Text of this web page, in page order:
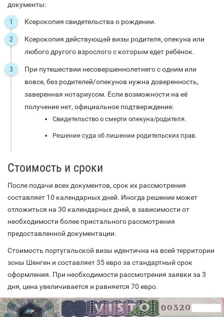
документы:
Ксерокопия свидетельства о рождении.
Ксерокопия действующей визы родителя, опекуна или
любого другого взрослого с которым едет ребёнок.
При путешествии несовершеннолетнего с одним или
вовсе, без родителей/опекунов нужна доверенность,
заверенная нотариусом. Если возможности на её
получение нет, официальное подтверждение:
Свидетельство о смерти опекуна/родителя.
Решение суда об лишении родительских прав.
Стоимость и сроки
После подачи всех документов, срок их рассмотрения
составляет 10 календарных дней. Иногда решение может
отложиться на 30 календарных дней, в зависимости от
необходимости более пристального рассмотрения
предоставленной документации.
Стоимость португальской визы идентична на всей территории
зоны Шенген и составляет 35 евро за стандартный срок
оформления. При необходимости рассмотрения заявки за 3
дня, цена увеличивается и равняется 70 евро.